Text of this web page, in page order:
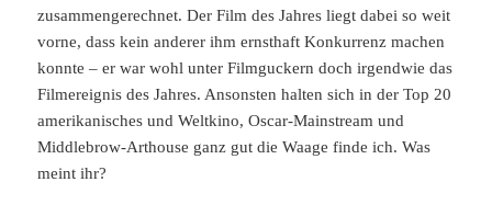
zusammengerechnet. Der Film des Jahres liegt dabei so weit
vorne, dass kein anderer ihm ernsthaft Konkurrenz machen
konnte – er war wohl unter Filmguckern doch irgendwie das
Filmereignis des Jahres. Ansonsten halten sich in der Top 20
amerikanisches und Weltkino, Oscar-Mainstream und
Middlebrow-Arthouse ganz gut die Waage finde ich. Was
meint ihr?